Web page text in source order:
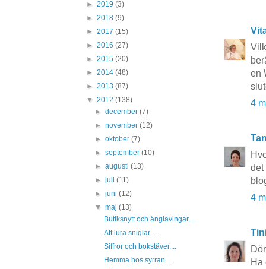
en
4
det
4
Ha
► 2019 (3)
► 2018 (9)
► 2017 (15)
► 2016 (27)
► 2015 (20)
► 2014 (48)
► 2013 (87)
▼ 2012 (138)
►december(7)
►november(12)
►oktober(7)
►september(10)
►augusti(13)
►juli(11)
►juni(12)
▼maj(13)
Butiksnytt och änglavingar....
Att lura sniglar......
Siffror och bokstäver....
Hemma hos syrran.....